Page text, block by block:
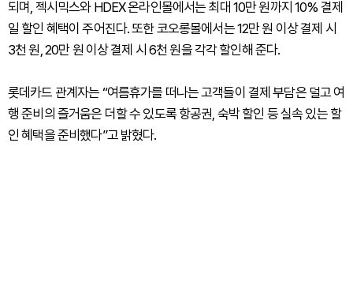
되며, 젝시믹스와 HDEX 온라인몰에서는 최대 10만 원까지 10% 결제
일 할인 혜택이 주어진다. 또한 코오롱몰에서는 12만 원 이상 결제 시
3천 원, 20만 원 이상 결제 시 6천 원을 각각 할인해 준다.
롯데카드 관계자는 “여름휴가를 떠나는 고객들이 결제 부담은 덜고 여
행 준비의 즐거움은 더할 수 있도록 항공권, 숙박 할인 등 실속 있는 할
인 혜택을 준비했다”고 밝혔다.